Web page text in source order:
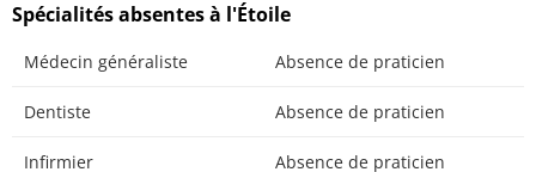
Spécialités absentes à l'Étoile
Médecin généraliste Absence de praticien
Dentiste Absence de praticien
Infirmier Absence de praticien